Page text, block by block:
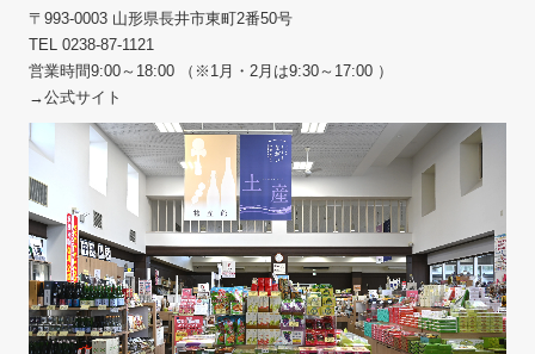
〒993-0003 山形県長井市東町2番50号
TEL 0238-87-1121
営業時間9:00～18:00 （※1月・2月は9:30～17:00 ）
→公式サイト